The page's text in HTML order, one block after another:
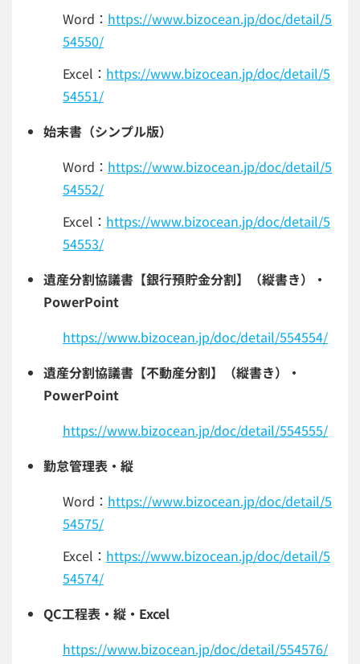
Word： https://www.bizocean.jp/doc/detail/5
54550/
Excel： https://www.bizocean.jp/doc/detail/5
54551/
始末書（シンプル版）
Word： https://www.bizocean.jp/doc/detail/5
54552/
Excel： https://www.bizocean.jp/doc/detail/5
54553/
遺産分割協議書【銀行預貯金分割】（縦書き）・
PowerPoint
https://www.bizocean.jp/doc/detail/554554/
遺産分割協議書【不動産分割】（縦書き）・
PowerPoint
https://www.bizocean.jp/doc/detail/554555/
勤怠管理表・縦
Word： https://www.bizocean.jp/doc/detail/5
54575/
Excel： https://www.bizocean.jp/doc/detail/5
54574/
QC工程表・縦・Excel
https://www.bizocean.jp/doc/detail/554576/